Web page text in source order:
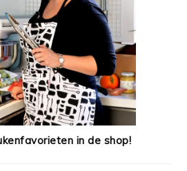
in de shop!